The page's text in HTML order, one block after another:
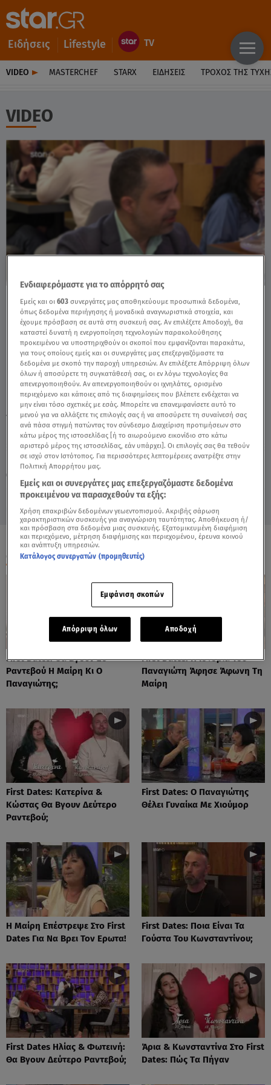
Ειδήσεις Lifestyle
VIDEO MASTERCHEF STARX ΕΙΔΉΣΕΙΣ ΤΡΟΧΌΣ ΤΗΣ
VIDEO
Παρασκευή 7 Αυγούστου 2026
First Dates:Όταν Ο Κωνσταντίνος Πάει
Εστιατόριο,Γίνεται Αυτό - Video
TAGS: FIRST DATES
ΟΛΑ ΤΑ ΒΙΝΤΕΟ
First Dates: Θα Βγουν 2ο
Ραντεβού Η Μαίρη Κι Ο
Παναγιώτης;
First Dates: Η Ιστορία Του
Παναγιώτη Άφησε Άφωνη Τη
Μαίρη
First Dates: Κατερίνα &
Κώστας Θα Βγουν Δεύτερο
Ραντεβού;
First Dates: Ο Παναγιώτης
Θέλει Γυναίκα Με Χιούμορ
Η Μαίρη Επέστρεψε Στο First
Dates Για Να Βρει Τον Ερωτα!
First Dates: Ποια Είναι Τα
Γούστα Του Κωνσταντίνου;
First Dates Ηλίας & Φωτεινή:
Θα Βγουν Δεύτερο Ραντεβού;
Άρια & Κωνσταντίνα Στο First
Dates: Πώς Tα Πήγαν
Ενδιαφερόμαστε για το απόρρητό σας
Εμείς και οι603 συνεργάτες μας αποθηκεύουμε προσωπικά δεδομένα,
όπως δεδομένα περιήγησης ή μοναδικά αναγνωριστικά στοιχεία, και
έχουμε πρόσβαση σε αυτά στη συσκευή σας. Αν επιλέξετε Αποδοχή, θα
καταστεί δυνατή η ενεργοποίηση τεχνολογιών παρακολούθησης
προκειμένου να υποστηριχθούν οι σκοποί που εμφανίζονται παρακάτω,
για τους οποίους εμείς και οι συνεργάτες μας επεξεργαζόμαστε τα
δεδομένα με σκοπό την παροχή υπηρεσιών. Αν επιλέξετε Απόρριψη όλων
όλων ή αποσύρετε τη συγκατάθεσή σας, οι εν λόγω τεχνολογίες θα
απενεργοποιηθούν. Αν απενεργοποιηθούν οι ιχνηλάτες, ορισμένο
περιεχόμενο και κάποιες από τις διαφημίσεις που βλέπετε ενδέχεται να
μην είναι τόσο σχετικές με εσάς. Μπορείτε να επανεμφανίσετε αυτό το
μενού για να αλλάξετε τις επιλογές σας ή να αποσύρετε τη συναίνεσή σας
ανά πάσα στιγμή πατώντας τον σύνδεσμο Διαχείριση προτιμήσεων στο
κάτω μέρος της ιστοσελίδας [ή το αιωρούμενο εικονίδιο στο κάτω
αριστερό μέρος της ιστοσελίδας, εάν υπάρχει]. Οι επιλογές σας θα τεθούν
σε ισχύ στον Ιστότοπος. Για περισσότερες λεπτομέρειες ανατρέξτε στην
Πολιτική Απορρήτου μας.
Εμείς και οι συνεργάτες μας επεξεργαζόμαστε δεδομένα
προκειμένου να παρασχεθούν τα εξής:
Χρήση επακριβών δεδομένων γεωεντοπισμού. Ακριβής σάρωση
χαρακτηριστικών συσκευής για αναγνώριση ταυτότητας. Αποθήκευση ή/
και πρόσβαση στα δεδομένα μιας συσκευής. Εξατομικευμένη διαφήμιση
και περιεχόμενο, μέτρηση διαφήμισης και περιεχομένου, έρευνα κοινού
και ανάπτυξη υπηρεσιών.
Κατάλογος συνεργατών (προμηθευτές)
Εμφάνιση σκοπών
Απόρριψη όλων Αποδοχή